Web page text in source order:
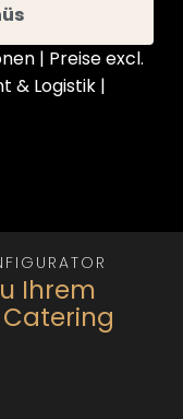
| Preise excl.
& Logistik |
Ihrem